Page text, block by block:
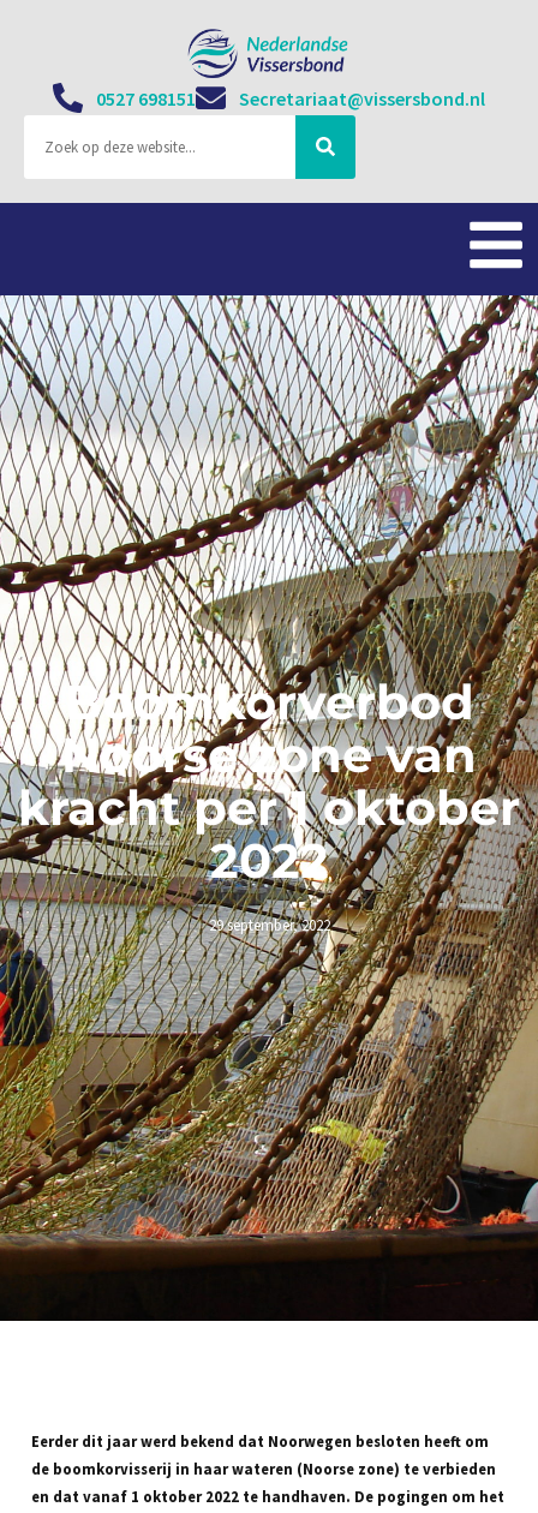
0527 698151 Secretariaat@vissersbond.nl
Boomkorverbod
Noorse zone van
kracht per 1 oktober
2022
29 september, 2022
Eerder dit jaar werd bekend dat Noorwegen besloten heeft om
de boomkorvisserij in haar wateren (Noorse zone) te verbieden
en dat vanaf 1 oktober 2022 te handhaven. De pogingen om het